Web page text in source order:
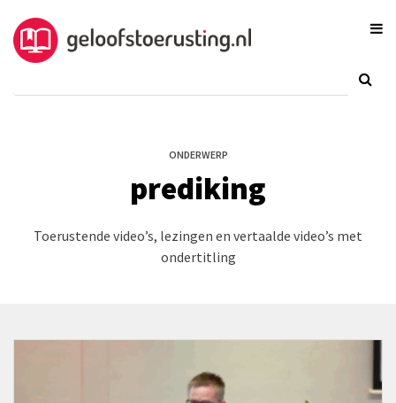
ONDERWERP
prediking
Toerustende video’s, lezingen en vertaalde video’s met
ondertitling